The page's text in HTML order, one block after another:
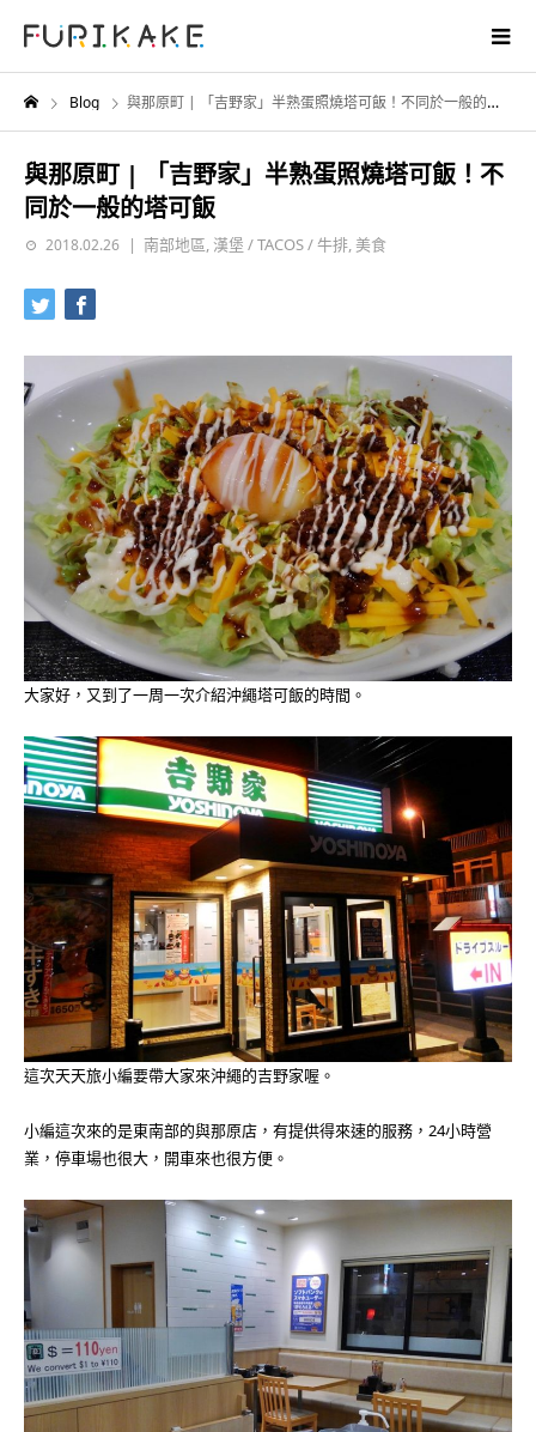
Blog 與那原町 | 「吉野家」半熟蛋照燒塔可飯！不同於一般的塔可飯
與那原町 | 「吉野家」半熟蛋照燒塔可飯！不
同於一般的塔可飯
2018.02.26 南部地區 漢堡 / TACOS / 牛排 美食
大家好，又到了一周一次介紹沖繩塔可飯的時間。
這次天天旅小編要帶大家來沖繩的吉野家喔。
小編這次來的是東南部的與那原店，有提供得來速的服務，24小時營
業，停車場也很大，開車來也很方便。